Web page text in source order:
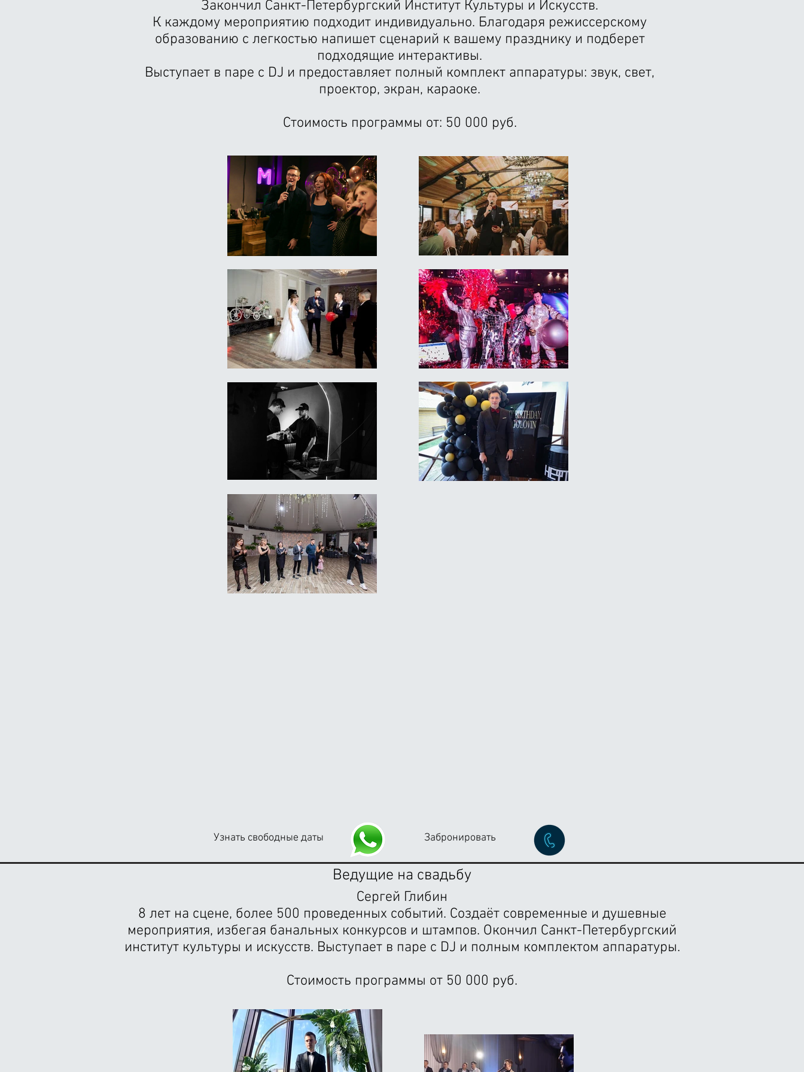
Закончил Санкт-Петербургский Институт Культуры и Искусств.
К каждому мероприятию подходит индивидуально. Благодаря режиссерскому
образованию с легкостью напишет сценарий к вашему празднику и подберет
подходящие интерактивы.
Выступает в паре с DJ и предоставляет полный комплект аппаратуры: звук, свет,
проектор, экран, караоке.
Стоимость программы от: 50 000 руб.
Узнать свободные даты Забронировать
Ведущие на свадьбу
Сергей Глибин
8 лет на сцене, более 500 проведенных событий. Создаёт современные и душевные
мероприятия, избегая банальных конкурсов и штампов. Окончил Санкт-Петербургский
институт культуры и искусств. Выступает в паре с DJ и полным комплектом аппаратуры.
Стоимость программы от 50 000 руб.